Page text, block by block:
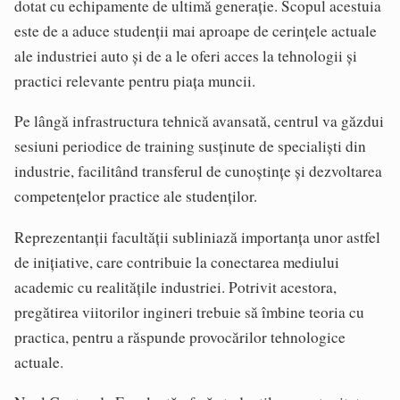
dotat cu echipamente de ultimă generație. Scopul acestuia
este de a aduce studenții mai aproape de cerințele actuale
ale industriei auto și de a le oferi acces la tehnologii și
practici relevante pentru piața muncii.
Pe lângă infrastructura tehnică avansată, centrul va găzdui
sesiuni periodice de training susținute de specialiști din
industrie, facilitând transferul de cunoștințe și dezvoltarea
competențelor practice ale studenților.
Reprezentanții facultății subliniază importanța unor astfel
de inițiative, care contribuie la conectarea mediului
academic cu realitățile industriei. Potrivit acestora,
pregătirea viitorilor ingineri trebuie să îmbine teoria cu
practica, pentru a răspunde provocărilor tehnologice
actuale.